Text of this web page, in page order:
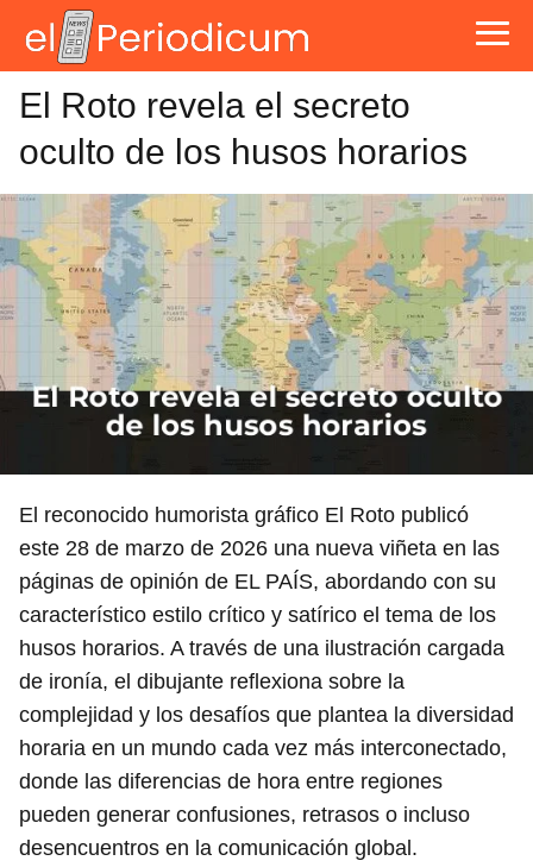
El Roto revela el secreto
oculto de los husos horarios
El reconocido humorista gráfico El Roto publicó
este 28 de marzo de 2026 una nueva viñeta en las
páginas de opinión de EL PAÍS, abordando con su
característico estilo crítico y satírico el tema de los
husos horarios. A través de una ilustración cargada
de ironía, el dibujante reflexiona sobre la
complejidad y los desafíos que plantea la diversidad
horaria en un mundo cada vez más interconectado,
donde las diferencias de hora entre regiones
pueden generar confusiones, retrasos o incluso
desencuentros en la comunicación global.